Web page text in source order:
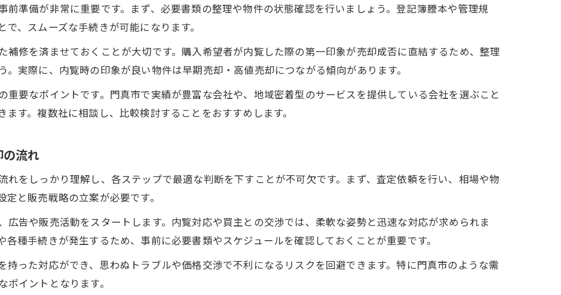
マンション売りたい時の地域情報の集め方
売却の流れと高く売るための重要ポイント
マンション売りたい方必見の売却プロセス解説
高く売るコツを取り入れた売却計画の立て方
大阪府門真市での売却手順と注意点まとめ
売りたいマンションの高値成約までのステップ
前準備が非常に重要です。まず、必要書類の整理や物件の状態確認を行いましょう。登記簿謄本や管理規
、スムーズな手続きが可能になります。
補修を済ませておくことが大切です。購入希望者が内覧した際の第一印象が売却成否に直結するため、整理
実際に、内覧時の印象が良い物件は早期売却・高値売却につながる傾向があります。
重要なポイントです。門真市で実績が豊富な会社や、地域密着型のサービスを提供している会社を選ぶこと
す。複数社に相談し、比較検討することをおすすめします。
流れ
れをしっかり理解し、各ステップで最適な判断を下すことが不可欠です。まず、査定依頼を行い、相場や物
と販売戦略の立案が必要です。
広告や販売活動をスタートします。内覧対応や買主との交渉では、柔軟な姿勢と迅速な対応が求められま
種手続きが発生するため、事前に必要書類やスケジュールを確認しておくことが重要です。
持った対応ができ、思わぬトラブルや価格交渉で不利になるリスクを回避できます。特に門真市のような需
イントとなります。